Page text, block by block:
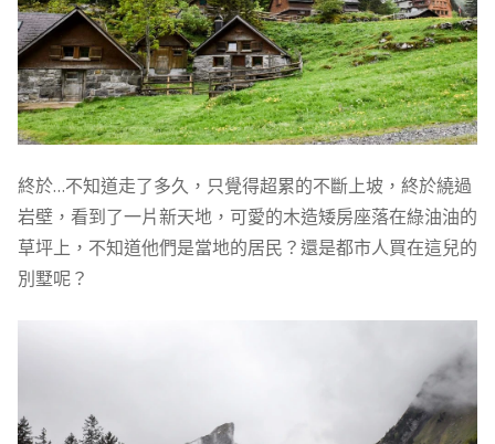
終於…不知道走了多久，只覺得超累的不斷上坡，終於繞過
岩壁，看到了一片新天地，可愛的木造矮房座落在綠油油的
草坪上，不知道他們是當地的居民？還是都市人買在這兒的
別墅呢？